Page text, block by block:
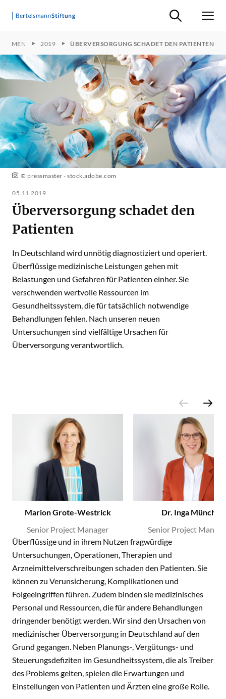
Suche ein-/
2019 ÜBERVERSORGUNG SCHADET DEN PATIENTEN
© pressmaster - stock.adobe.com
05.11.2019
Überversorgung schadet den
Patienten
In Deutschland wird unnötig diagnostiziert und operiert.
Überflüssige medizinische Leistungen gehen mit
Belastungen und Gefahren für Patienten einher. Sie
verschwenden wertvolle Ressourcen im
Gesundheitssystem, die für tatsächlich notwendige
Behandlungen fehlen. Nach unseren neuen
Untersuchungen sind vielfältige Ursachen für
Überversorgung verantwortlich.
Marion Grote-Westrick
Senior Project Manager
Dr. Inga Münch
Senior Project
Überflüssige und in ihrem Nutzen fragwürdige
Untersuchungen, Operationen, Therapien und
Arzneimittelverschreibungen schaden den Patienten. Sie
können zu Verunsicherung, Komplikationen und
Folgeeingriffen führen. Zudem binden sie medizinisches
Personal und Ressourcen, die für andere Behandlungen
dringender benötigt werden. Wir sind den Ursachen von
medizinischer Überversorgung in Deutschland auf den
Grund gegangen. Neben Planungs-, Vergütungs- und
Steuerungsdefiziten im Gesundheitssystem, die als Treiber
des Problems gelten, spielen die Erwartungen und
Einstellungen von Patienten und Ärzten eine große Rolle.